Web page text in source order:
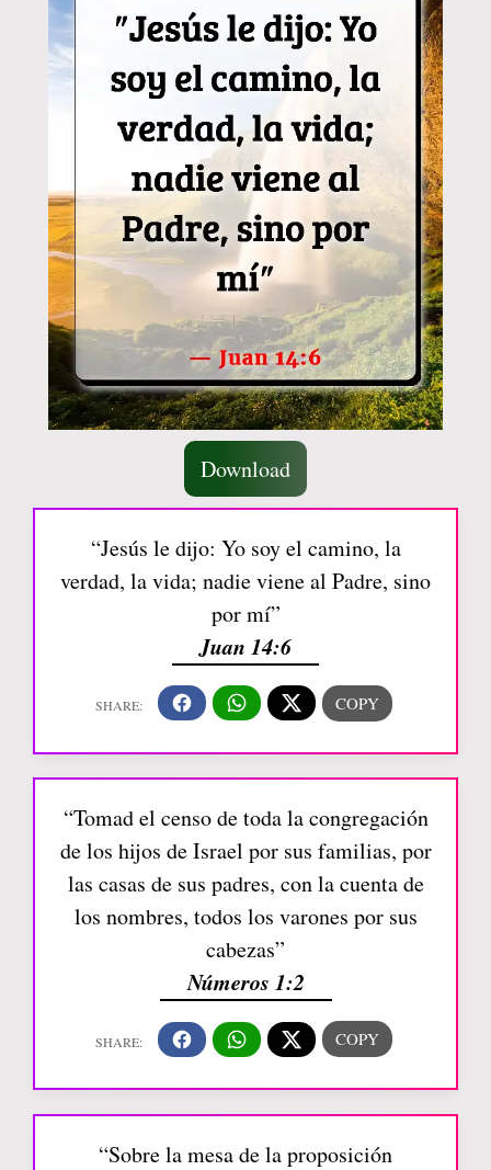
Download
“Jesús le dijo: Yo soy el camino, la
verdad, la vida; nadie viene al Padre, sino
por mí”
Juan 14:6
“Tomad el censo de toda la congregación
de los hijos de Israel por sus familias, por
las casas de sus padres, con la cuenta de
los nombres, todos los varones por sus
cabezas”
Números 1:2
“Sobre la mesa de la proposición